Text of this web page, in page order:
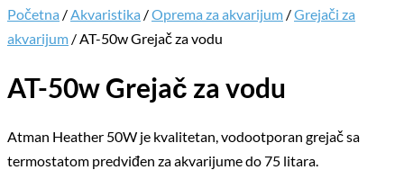
Početna /Akvaristika /Oprema za akvarijum /Grejači za
akvarijum / AT-50w Grejač za vodu
AT-50w Grejač za vodu
Atman Heather 50W je kvalitetan, vodootporan grejač sa
termostatom predviđen za akvarijume do 75 litara.